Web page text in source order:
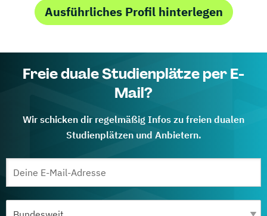
Ausführliches Profil hinterlegen
Freie duale Studienplätze per E-
Mail?
Wir schicken dir regelmäßig Infos zu freien dualen
Studienplätzen und Anbietern.